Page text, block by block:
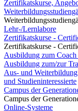
Zertifikatskurse,
Lehr-/Lernlabore
Zertifikatskurse -
Zertifikatskurse -
Ausbildung zum
Ausbildung zum/zur
Aus- und
und Studieninteressierte
Campus der
Campus der
Online-Systeme